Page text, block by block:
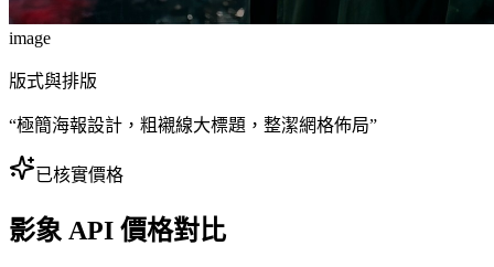
image
版式與排版
“極簡海報設計，粗襯線大標題，整潔網格佈局”
已核實價格
影象 API 價格對比